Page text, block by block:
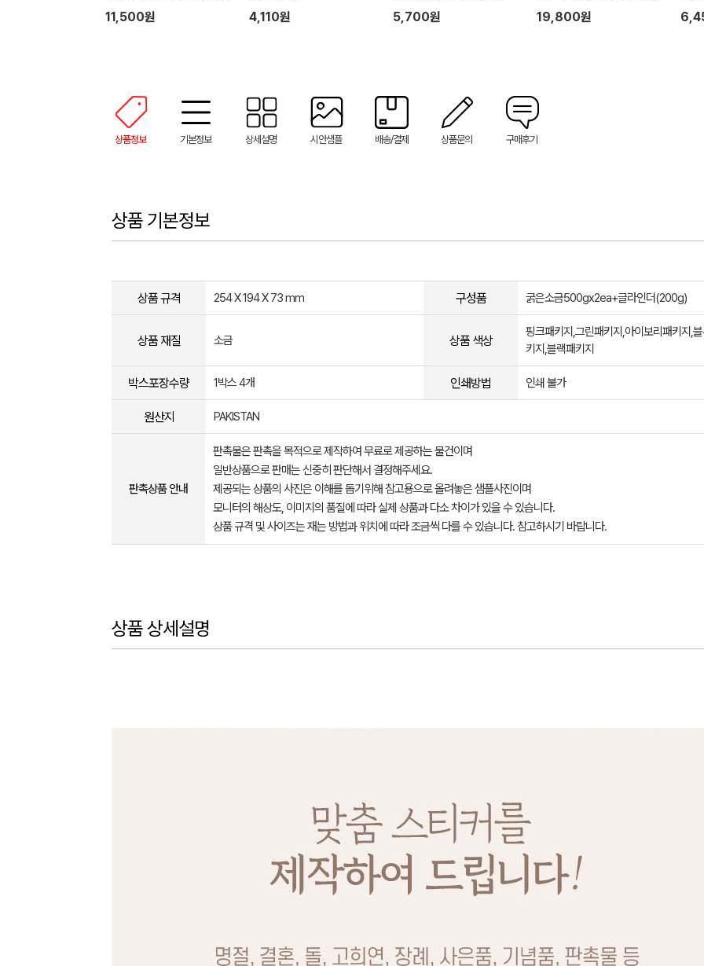
루베리,마늘)
11,500원 4,110원 5,700원
세트2
19,800원
상품정보 기본정보 상세설명 시안샘플 배송/결제 상품문의 구매후기
상품 기본정보
상품 규격 254 X 194 X 73 mm 구성품 굵은소금500gx2ea+글라인더(200g)
상품 재질 소금 상품 색상
핑크패키지,그린패키지,아이보리패키지,
키지,블랙패키지
박스포장수량 1박스 4개 인쇄방법 인쇄 불가
원산지 PAKISTAN
판촉상품 안내
판촉물은 판촉을 목적으로 제작하여 무료로 제공하는 물건이며
일반상품으로 판매는 신중히 판단해서 결정해주세요.
제공되는 상품의 사진은 이해를 돕기위해 참고용으로 올려놓은 샘플사진이며
모니터의 해상도, 이미지의 품질에 따라 실제 상품과 다소 차이가 있을 수 있습니다.
상품 규격 및 사이즈는 재는 방법과 위치에 따라 조금씩 다를 수 있습니다. 참고하시기 바랍니다.
상품 상세설명